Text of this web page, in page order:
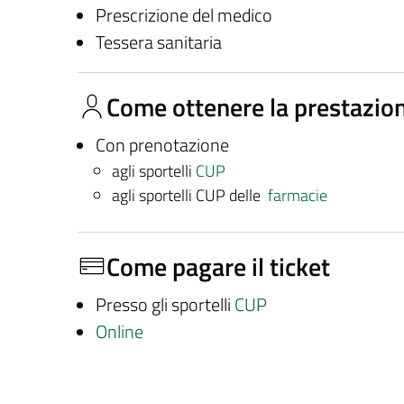
Prescrizione del medico
Tessera sanitaria
Come ottenere la
Con prenotazione
agli sportelli CUP
agli sportelli CUP delle farmacie
Come pagare il ticket
Presso gli sportelli CUP
Online